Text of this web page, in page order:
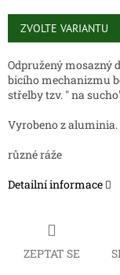
Měrná
cena:
ZVOLTE VARIANTU
Odpružený mosazný
bicího mechanizmu
střelby tzv. " na
Vyrobeno z aluminia.
různé ráže
Detailní informace
ZEPTAT SE